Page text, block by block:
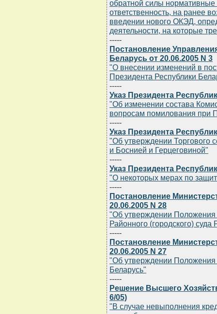
обратной силы
ответственность, на ранее
введении нового ОКЭД,
деятельности, на которые
-----
Постановление
Беларусь от 20.06.2005 N 3
"О внесении изменений в
Президента Республики
-----
Указ Президента
"Об изменении состава
вопросам помилования при
-----
Указ Президента
"Об утверждении Торгового
и Боснией и Герцеговиной"
-----
Указ Президента
"О некоторых мерах по
-----
Постановление
20.06.2005 N 28
"Об утверждении Положения
Районного (городского) суда
-----
Постановление
20.06.2005 N 27
"Об утверждении Положения
Беларусь"
-----
Решение Высшего
6/05)
"В случае невыполнения